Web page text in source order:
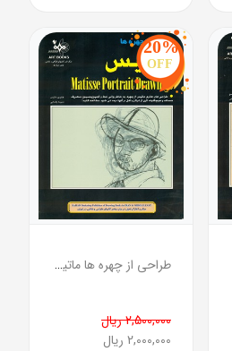
20%
OFF
طراحی از چهره ها ماتیس
2,500,000 ریال
2,000,000 ریال